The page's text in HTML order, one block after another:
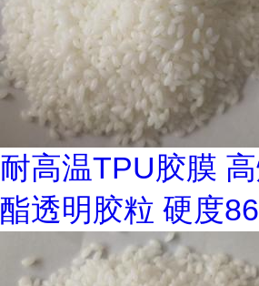
耐高温TPU胶膜
酯透明胶粒 硬度